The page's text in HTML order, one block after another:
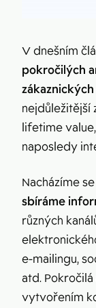
V dnešním
pokročilých
nejdůležitější
lifetime
naposledy
Nacházíme
sbíráme
různých
e-mailingu,
atd.
vytvořením